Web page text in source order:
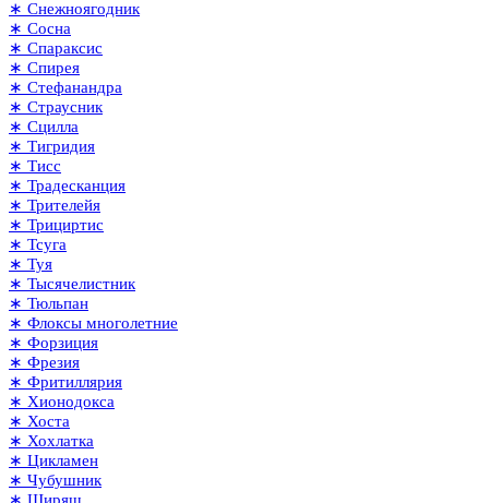
∗ Снежноягодник
∗ Сосна
∗ Спараксис
∗ Спирея
∗ Стефанандра
∗ Страусник
∗ Сцилла
∗ Тигридия
∗ Тисс
∗ Традесканция
∗ Трителейя
∗ Трициртис
∗ Тсуга
∗ Туя
∗ Тысячелистник
∗ Тюльпан
∗ Флоксы многолетние
∗ Форзиция
∗ Фрезия
∗ Фритиллярия
∗ Хионодокса
∗ Хоста
∗ Хохлатка
∗ Цикламен
∗ Чубушник
∗ Ширяш